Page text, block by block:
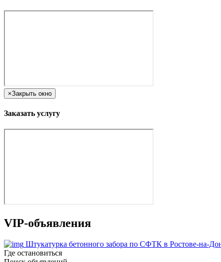
×Закрыть окно
Заказать услугу
VIP-объявления
Штукатурка бетонного забора по СФТК в Ростове-на-
Где остановиться